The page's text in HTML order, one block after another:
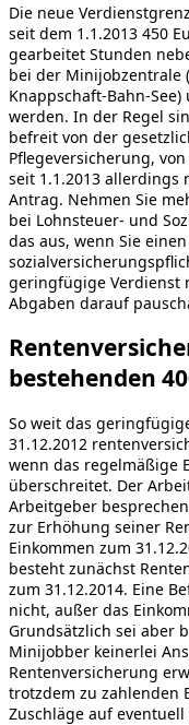
Die neue
seit dem 1.1.2013 450
gearbeitet Stunden
bei der Minijobzentrale
Knappschaft-Bahn-
werden. In der Regel
befreit von der
Pflegeversicherung,
seit 1.1.2013 allerdings
Antrag. Nehmen Sie
bei Lohnsteuer- und
das aus, wenn Sie
geringfügige Verdienst
Abgaben darauf
bestehenden
So weit das
31.12.2012
wenn das regelmäßige
überschreitet. Der
Arbeitgeber
zur Erhöhung seiner
Einkommen zum
besteht zunächst
zum 31.12.2014. Eine
nicht, außer das
Grundsätzlich sei aber
Minijobber keinerlei
Rentenversicherung
trotzdem zu zahlenden
Zuschläge auf